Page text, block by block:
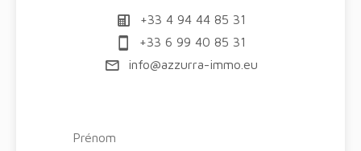
+33 4 94 44 85 31
+33 6 99 40 85 31
info@azzurra-immo.eu